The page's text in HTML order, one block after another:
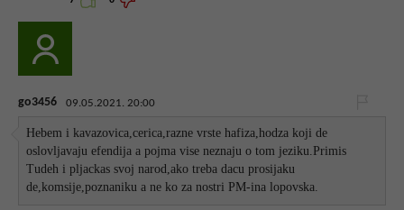
go3456 09.05.2021. 20:00
Hebem i kavazovica,cerica,razne vrste hafiza,hodza koji de
oslovljavaju efendija a pojma vise neznaju o tom jeziku.Primis
Tudeh i pljackas svoj narod,ako treba dacu prosijaku
de,komsije,poznaniku a ne ko za nostri PM-ina lopovska.